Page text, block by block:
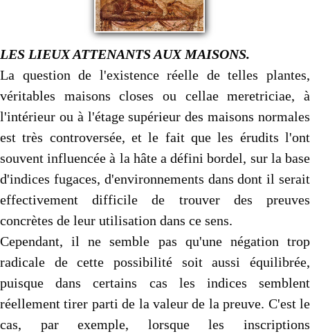
LES LIEUX ATTENANTS AUX MAISONS.
La question de l'existence réelle de telles plantes,
véritables maisons closes ou cellae meretriciae, à
l'intérieur ou à l'étage supérieur des maisons normales
est très controversée, et le fait que les érudits l'ont
souvent influencée à la hâte a défini bordel, sur la base
d'indices fugaces, d'environnements dans dont il serait
effectivement difficile de trouver des preuves
concrètes de leur utilisation dans ce sens.
Cependant, il ne semble pas qu'une négation trop
radicale de cette possibilité soit aussi équilibrée,
puisque dans certains cas les indices semblent
réellement tirer parti de la valeur de la preuve. C'est le
cas, par exemple, lorsque les inscriptions